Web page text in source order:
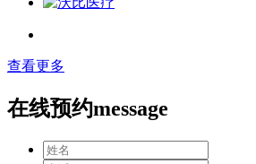
查看更多
在线预约message